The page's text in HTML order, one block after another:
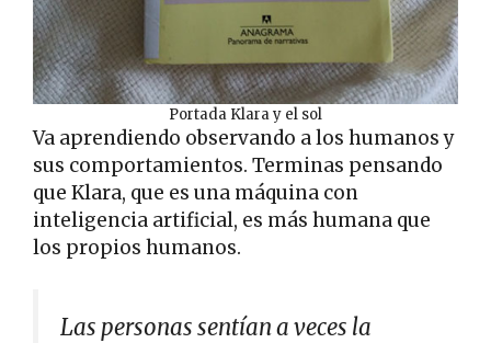
Portada Klara y el sol
Va aprendiendo observando a los humanos y
sus comportamientos. Terminas pensando
que Klara, que es una máquina con
inteligencia artificial, es más humana que
los propios humanos.
Las personas sentían a veces la